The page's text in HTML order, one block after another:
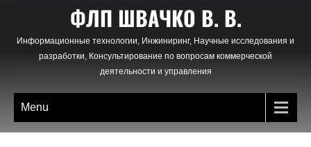
content
ФЛП ШВАЧКО В. В.
Информационные технологии, Инжиниринг, Научные исследования и
разработки, Консультирование по вопросам коммерческой
деятельности и управления
Menu